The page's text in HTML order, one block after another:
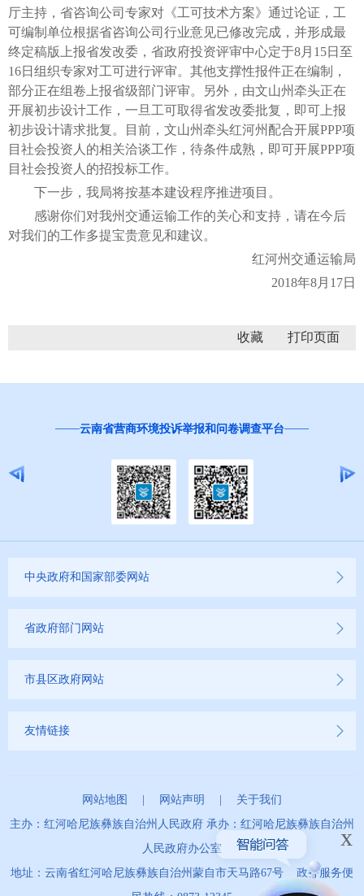
厅主持，省咨询公司专家对《工可技术方案》通过论证，工
可编制单位根据省咨询公司行业意见已修改完成，并形成最
终定稿版上报省发改委，省政府投资评审中心定于8月15日至
16日组织专家对工可进行评审。其他支撑性报件正在编制，
部分正在组卷上报省级部门评审。另外，由文山州牵头正在
开展初步设计工作，一旦工可取得省发改委批复，即可上报
初步设计请求批复。目前，文山州牵头红河州配合开展PPP项
目社会投资人的相关洽谈工作，待条件成熟，即可开展PPP项
目社会投资人的招投标工作。
下一步，我局将按基本建设程序推进项目。
感谢你们对我州交通运输工作的关心和支持，请在今后
对我们的工作多提宝贵意见和建议。
红河州交通运输局
2018年8月17日
收藏
云南省营商环境投诉举报和问卷调查平台
中央政府和国家部委网站
省政府部门网站
市县区政府网站
友情链接
网站地图 网站声明
关于我们
主办：红河哈尼族彝族自治州人民政府 承办：红河哈尼族彝族自治州
人民政府办公室
地址：云南省红河哈尼族彝族自治州蒙自市天马路67号 政务服务便
x